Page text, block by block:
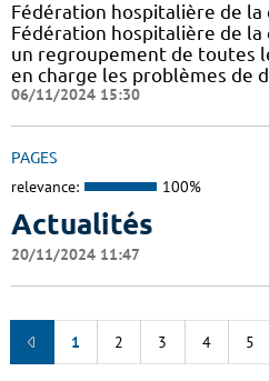
Fédération hospitalière de
Fédération hospitalière de
un regroupement de toutes
en charge les problèmes de
06/11/2024 15:30
PAGES
relevance: 100%
Actualités
20/11/2024 11:47
1 2 3 4 5